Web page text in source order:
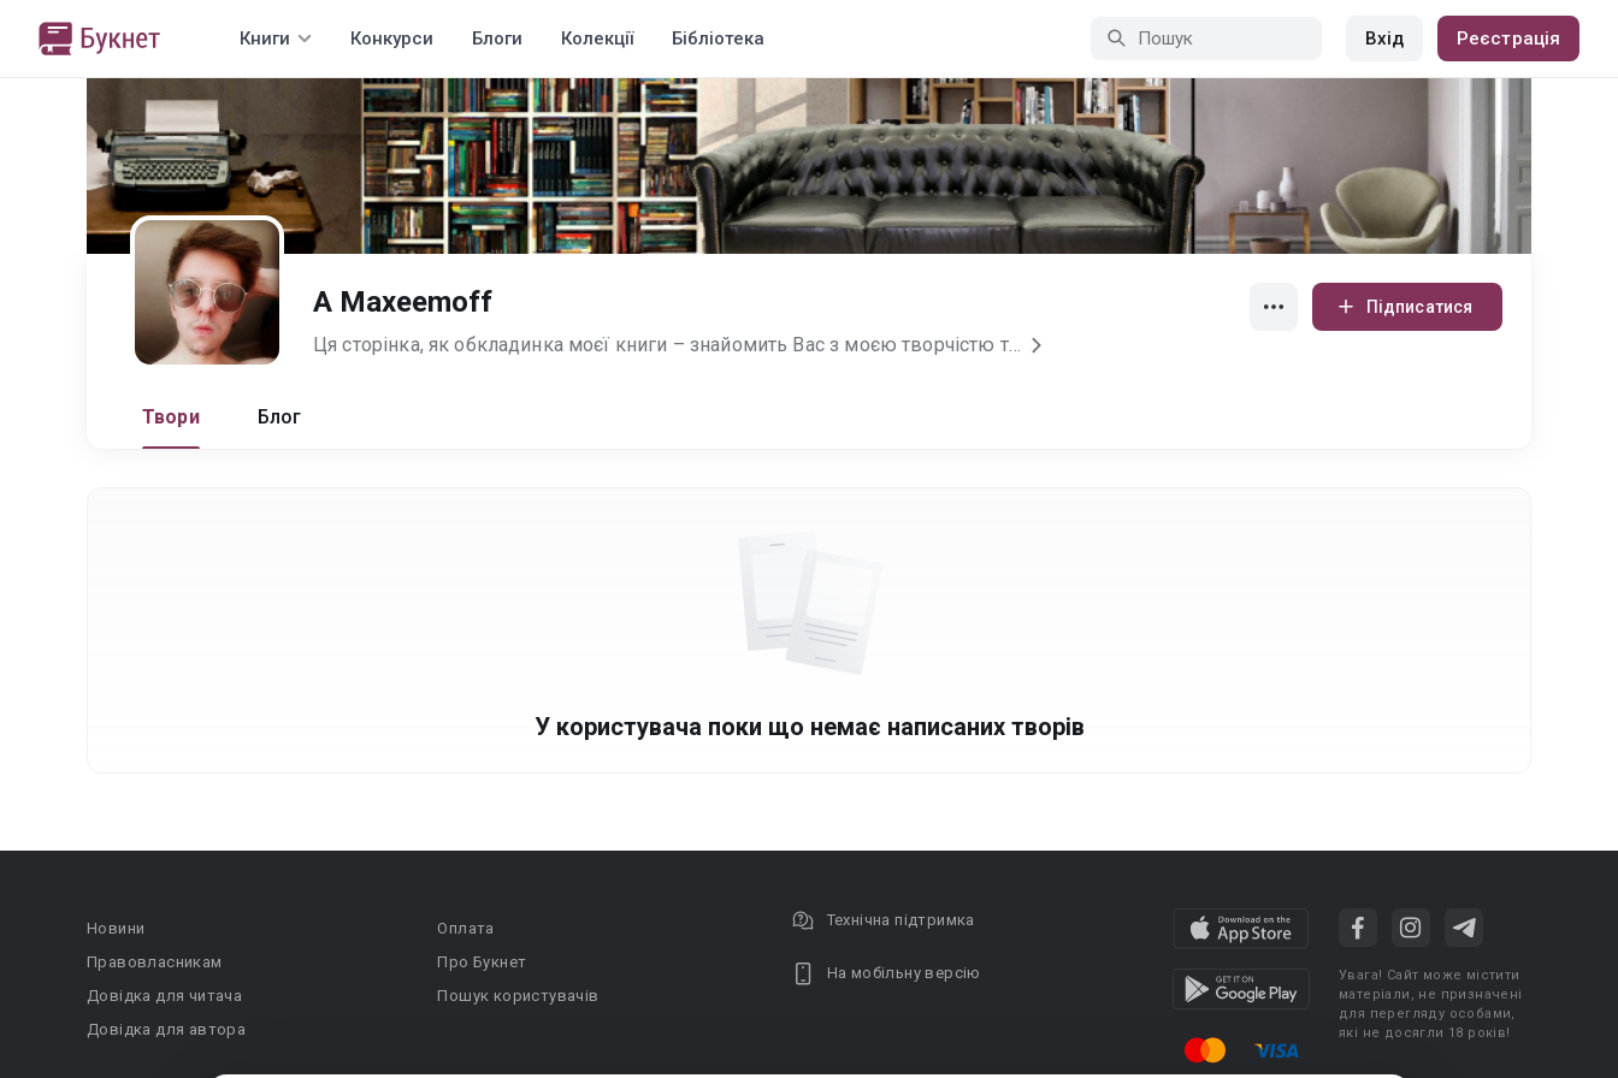
Книги Конкурси Блоги Колекції Бібліотека Вхід Реєстрація
A Maxeemoff
Ця сторінка, як обкладинка моєї книги – знайомить Вас з моєю творчістю та передає мої думки. Я - молодий автор, який лише починає свій шлях. Тут ви можете підтримати мої напрацювання гідно оцінивши їх і залишивши будь-який коментар. Я прошу Вас не цуратися конструктивно критикувати мої роботи, оскільки завдяки критиці народжується огранений ідеал. І я буду радий бачити кожного з Вас серед своїх шанувальників! Також ви можете підтримати мою творчість на: Patreon Або дізнатися трохи більше з лаштунків мого письменства, і вибрати фільм, який я намагаюся щотижня радити у своєму телеграм каналі Penmaster
Підписатися
Твори Блог
У користувача поки що немає написаних творів
Новини
Правовласникам
Довідка для читача
Довідка для автора
Оплата
Про Букнет
Пошук користувачів
Технічна підтримка
На мобільну версію
Увага! Сайт може містити
матеріали, не призначені
для перегляду особами,
які не досягли 18 років!